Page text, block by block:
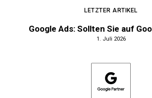
LETZTER ARTIKEL
Google Ads: Sollten Sie auf
1. Juli 2026